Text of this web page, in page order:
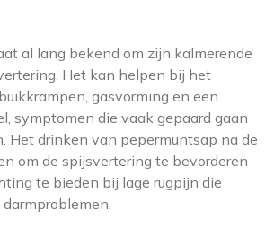
al lang bekend om zijn kalmerende
Het kan helpen bij het
gasvorming en een
symptomen die vaak gepaard gaan
Het drinken van pepermuntsap na de
om de spijsvertering te bevorderen
te bieden bij lage rugpijn die